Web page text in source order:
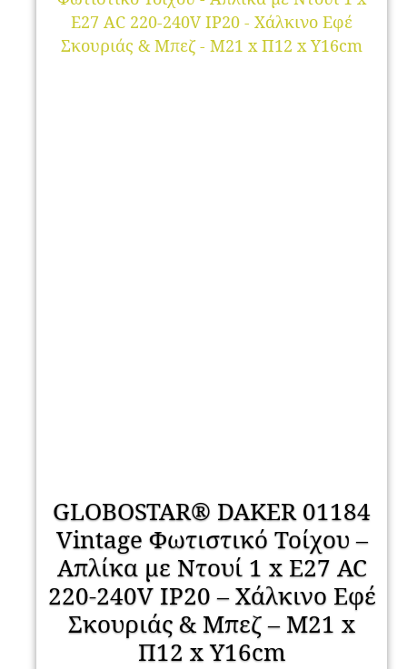
GLOBOSTAR® DAKER 01184
Vintage Φωτιστικό Τοίχου –
Απλίκα με Ντουί 1 x E27 AC
220-240V IP20 – Χάλκινο Εφέ
Σκουριάς & Μπεζ – Μ21 x
Π12 x Υ16cm